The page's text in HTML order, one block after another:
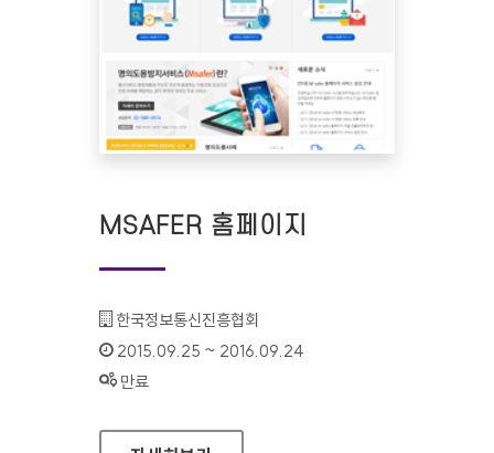
MSAFER 홈페이지
기관명 :
한국정보통신진흥협회
인증기간 :
2015.09.25 ~ 2016.09.24
상태 :
만료